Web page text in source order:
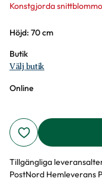
Konstgjorda
Varianter
Höjd: 70 cm
Butik
Välj butik
Online
Tillgängliga
PostNord Hemleverans